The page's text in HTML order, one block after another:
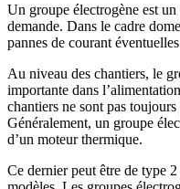
Un groupe électrogène est
demande. Dans le cadre
pannes de courant
Au niveau des chantiers, le
importante dans
chantiers ne sont pas
Généralement, un groupe
d’un moteur thermique.
Ce dernier peut être de type